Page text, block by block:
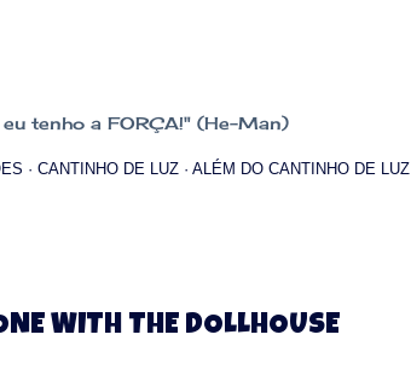
tenho a FORÇA!" (He-Man)
CANTINHO DE LUZ ALÉM DO CANTINHO DE LUZ
WITH THE DOLLHOUSE